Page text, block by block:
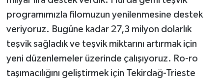
programımızla filomuzun yenilenmesine destek
veriyoruz. Bugüne kadar 27,3 milyon dolarlık
teşvik sağladık ve teşvik miktarını artırmak için
yeni düzenlemeler üzerinde çalışıyoruz. Ro-ro
taşımacılığını geliştirmek için Tekirdağ-Trieste